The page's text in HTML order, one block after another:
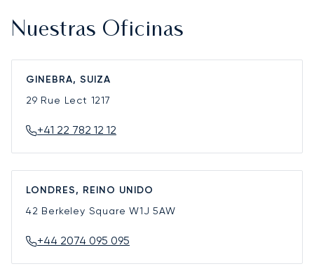
Nuestras Oficinas
GINEBRA, SUIZA
29 Rue Lect 1217
+41 22 782 12 12
LONDRES, REINO UNIDO
42 Berkeley SquareW1J 5AW
+44 2074 095 095